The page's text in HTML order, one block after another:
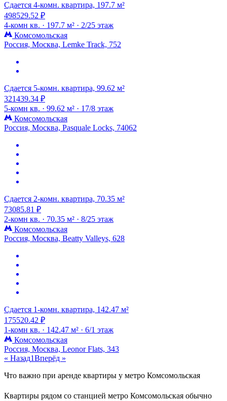
Сдается 4-комн. квартира, 197.7 м²
498529.52 ₽
4-комн кв. · 197.7 м² · 2/25 этаж
Комсомольская
Россия, Москва, Lemke Track, 752
Сдается 5-комн. квартира, 99.62 м²
321439.34 ₽
5-комн кв. · 99.62 м² · 17/8 этаж
Комсомольская
Россия, Москва, Pasquale Locks, 74062
Сдается 2-комн. квартира, 70.35 м²
73085.81 ₽
2-комн кв. · 70.35 м² · 8/25 этаж
Комсомольская
Россия, Москва, Beatty Valleys, 628
Сдается 1-комн. квартира, 142.47 м²
175520.42 ₽
1-комн кв. · 142.47 м² · 6/1 этаж
Комсомольская
Россия, Москва, Leonor Flats, 343
« Назад1Вперёд »
Что важно при аренде квартиры у метро Комсомольская
Квартиры рядом со станцией метро Комсомольская обычно